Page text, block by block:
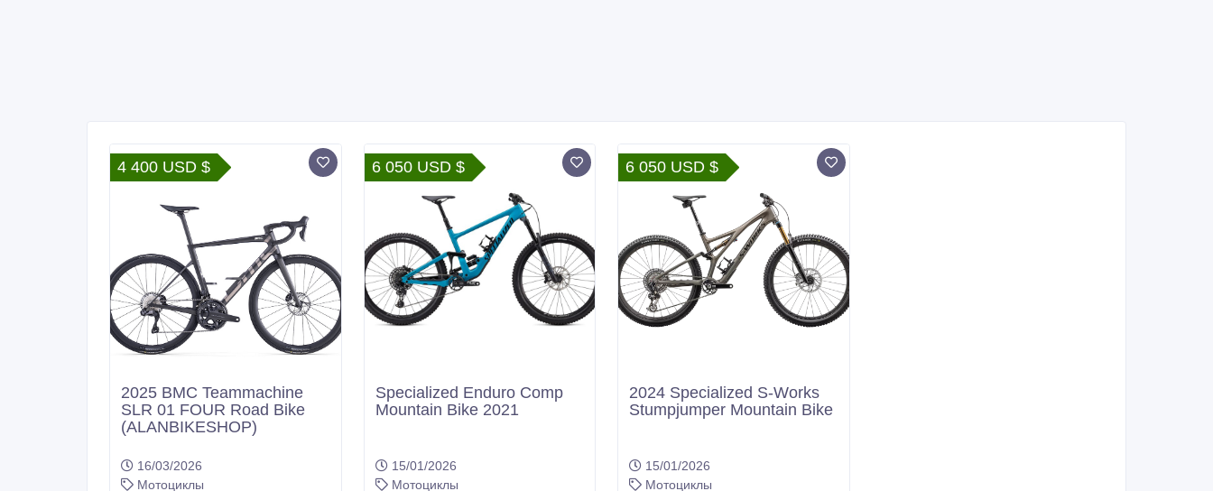
4 400 USD $
2025 BMC Teammachine
SLR 01 FOUR Road Bike
(ALANBIKESHOP)
16/03/2026
Мотоциклы
6 050 USD $
Specialized Enduro Comp
Mountain Bike 2021
15/01/2026
Мотоциклы
6 050 USD $
2024 Specialized S-Works
Stumpjumper Mountain Bike
15/01/2026
Мотоциклы